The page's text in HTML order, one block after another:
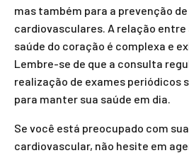
mas também para a prevenção
cardiovasculares. A relação entre
saúde do coração é complexa e
Lembre-se de que a consulta
realização de exames periódicos
para manter sua saúde em dia.
Se você está preocupado com
cardiovascular, não hesite em